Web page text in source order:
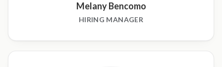
Melany Bencomo
HIRING MANAGER